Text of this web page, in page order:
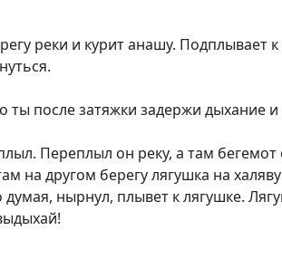
реки и курит анашу. Подплывает
после затяжки задержи дыхание
Переплыл он реку, а там бегемот
на другом берегу лягушка на халяву
думая, нырнул, плывет к лягушке.